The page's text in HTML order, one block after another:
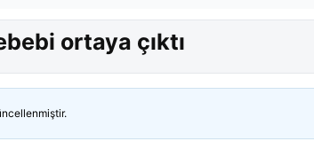
ortaya çıktı